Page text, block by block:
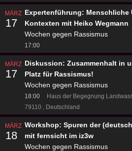
MÄRZ
17
Expertenführung: Menschliche
Kontexten mit Heiko Wegmann
Wochen gegen Rassismus
17:00
MÄRZ
17
Diskussion: Zusammenhalt in
Platz für Rassismus!
Wochen gegen Rassismus
18:00 Haus der Begegnung
79110
Deutschland
MÄRZ
18
Workshop: Spuren der
mit fernsicht im iz3w
Wochen gegen Rassismus